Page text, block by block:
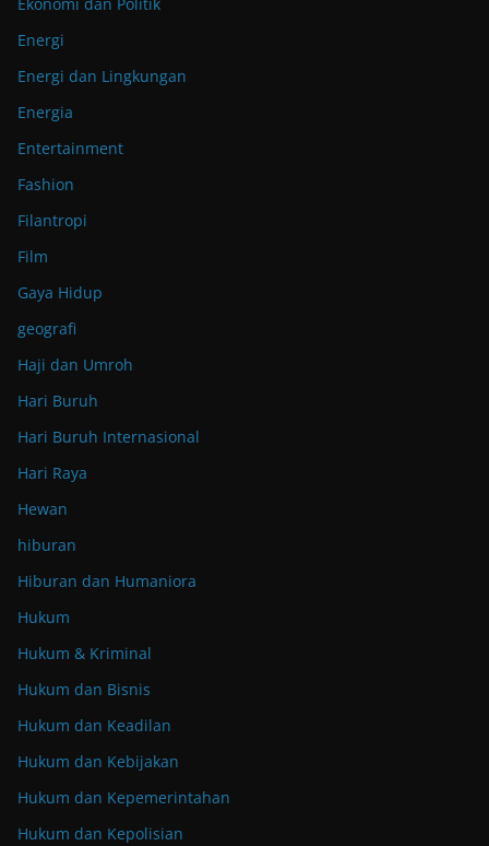
Ekonomi dan Politik
Energi
Energi dan Lingkungan
Energia
Entertainment
Fashion
Filantropi
Film
Gaya Hidup
geografi
Haji dan Umroh
Hari Buruh
Hari Buruh Internasional
Hari Raya
Hewan
hiburan
Hiburan dan Humaniora
Hukum
Hukum & Kriminal
Hukum dan Bisnis
Hukum dan Keadilan
Hukum dan Kebijakan
Hukum dan Kepemerintahan
Hukum dan Kepolisian